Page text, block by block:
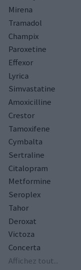
Mirena
Tramadol
Champix
Paroxetine
Effexor
Lyrica
Simvastatine
Amoxicilline
Crestor
Tamoxifene
Cymbalta
Sertraline
Citalopram
Metformine
Seroplex
Tahor
Deroxat
Victoza
Concerta
Affichez tout...